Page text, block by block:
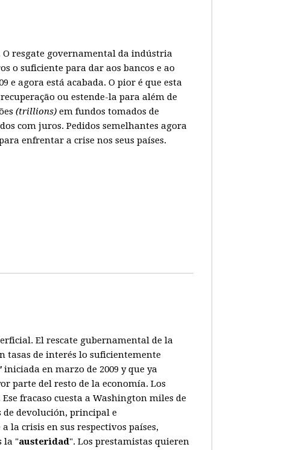
O resgate governamental da indústria
o suficiente para dar aos bancos e ao
e agora está acabada. O pior é que esta
ou estende-la para além de
(trillions) em fundos tomados de
com juros. Pedidos semelhantes agora
enfrentar a crise nos seus países.
El rescate gubernamental de la
tasas de interés lo suficientemente
iniciada en marzo de 2009 y que ya
parte del resto de la economía. Los
fracaso cuesta a Washington miles de
de devolución, principal e
la crisis en sus respectivos países,
la "austeridad". Los prestamistas quieren